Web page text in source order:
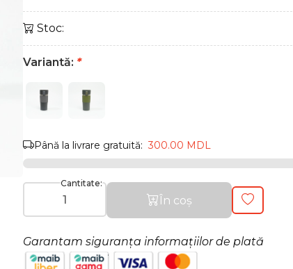
Stoc:
Variantă: *
Până la livrare gratuită:300.00 MDL
Cantitate:
În coș
Garantam siguranța informațiilor de plată